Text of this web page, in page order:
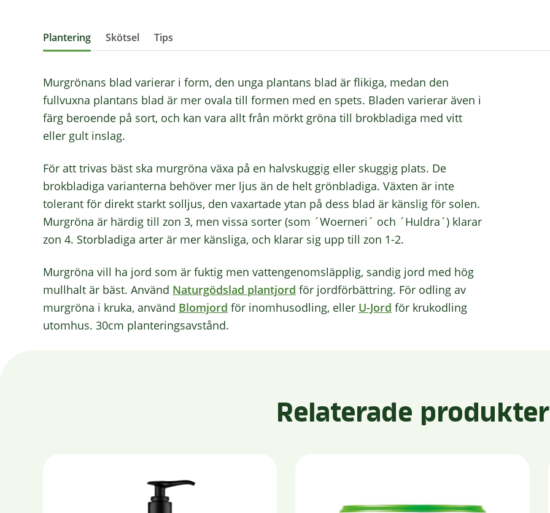
Plantering Skötsel Tips
Murgrönans blad varierar i form, den unga plantans blad är flikiga, medan den
fullvuxna plantans blad är mer ovala till formen med en spets. Bladen varierar även i
färg beroende på sort, och kan vara allt från mörkt gröna till brokbladiga med vitt
eller gult inslag.
För att trivas bäst ska murgröna växa på en halvskuggig eller skuggig plats. De
brokbladiga varianterna behöver mer ljus än de helt grönbladiga. Växten är inte
tolerant för direkt starkt solljus, den vaxartade ytan på dess blad är känslig för solen.
Murgröna är härdig till zon 3, men vissa sorter (som ´Woerneri´ och ´Huldra´) klarar
zon 4. Storbladiga arter är mer känsliga, och klarar sig upp till zon 1-2.
Murgröna vill ha jord som är fuktig men vattengenomsläpplig, sandig jord med hög
mullhalt är bäst. Använd Naturgödslad plantjord för jordförbättring. För odling av
murgröna i kruka, använd Blomjord för inomhusodling, eller U-Jord för krukodling
utomhus. 30cm planteringsavstånd.
Relaterade produkter